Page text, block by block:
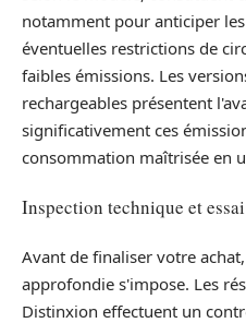
notamment pour anticiper
éventuelles restrictions de
faibles émissions. Les
rechargeables présentent
significativement ces
consommation maîtrisée en
Inspection technique et
Avant de finaliser votre
approfondie s'impose. Les
Distinxion effectuent un